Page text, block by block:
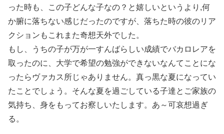
った時も、この子どんな子なの？と嬉しいというより,何
か腑に落ちない感じだったのですが、落ちた時の彼のリア
クションもこれまた奇想天外でした。
もし、うちの子が万が一すんばらしい成績でバカロレアを
取ったのに、大学で希望の勉強ができないなんてことにな
ったらヴァカス所じゃありません。真っ黒な夏になってい
たことでしょう。そんな夏を過ごしている子達とご家族の
気持ち、身をもってお察しいたします。あ～可哀想過ぎ
る。